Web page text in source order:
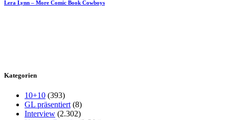
Lera Lynn – More Comic Book Cowboys
Kategorien
10+10 (393)
GL präsentiert (8)
Interview (2.302)